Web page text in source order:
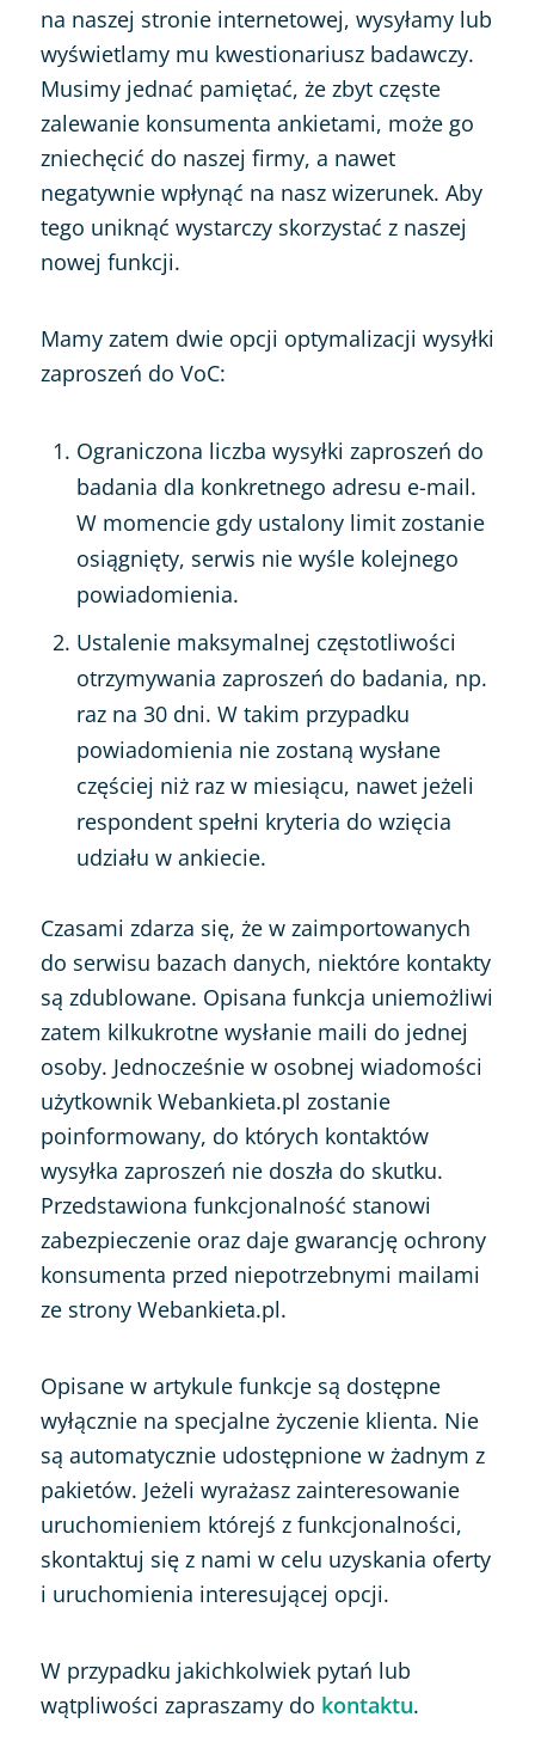
na naszej stronie internetowej, wysyłamy lub
wyświetlamy mu kwestionariusz badawczy.
Musimy jednać pamiętać, że zbyt częste
zalewanie konsumenta ankietami, może go
zniechęcić do naszej firmy, a nawet
negatywnie wpłynąć na nasz wizerunek. Aby
tego uniknąć wystarczy skorzystać z naszej
nowej funkcji.
Mamy zatem dwie opcji optymalizacji wysyłki
zaproszeń do VoC:
Ograniczona liczba wysyłki zaproszeń do
badania dla konkretnego adresu e-mail.
W momencie gdy ustalony limit zostanie
osiągnięty, serwis nie wyśle kolejnego
powiadomienia.
Ustalenie maksymalnej częstotliwości
otrzymywania zaproszeń do badania, np.
raz na 30 dni. W takim przypadku
powiadomienia nie zostaną wysłane
częściej niż raz w miesiącu, nawet jeżeli
respondent spełni kryteria do wzięcia
udziału w ankiecie.
Czasami zdarza się, że w zaimportowanych
do serwisu bazach danych, niektóre kontakty
są zdublowane. Opisana funkcja uniemożliwi
zatem kilkukrotne wysłanie maili do jednej
osoby. Jednocześnie w osobnej wiadomości
użytkownik Webankieta.pl zostanie
poinformowany, do których kontaktów
wysyłka zaproszeń nie doszła do skutku.
Przedstawiona funkcjonalność stanowi
zabezpieczenie oraz daje gwarancję ochrony
konsumenta przed niepotrzebnymi mailami
ze strony Webankieta.pl.
Opisane w artykule funkcje są dostępne
wyłącznie na specjalne życzenie klienta. Nie
są automatycznie udostępnione w żadnym z
pakietów. Jeżeli wyrażasz zainteresowanie
uruchomieniem którejś z funkcjonalności,
skontaktuj się z nami w celu uzyskania oferty
i uruchomienia interesującej opcji.
W przypadku jakichkolwiek pytań lub
wątpliwości zapraszamy do kontaktu.